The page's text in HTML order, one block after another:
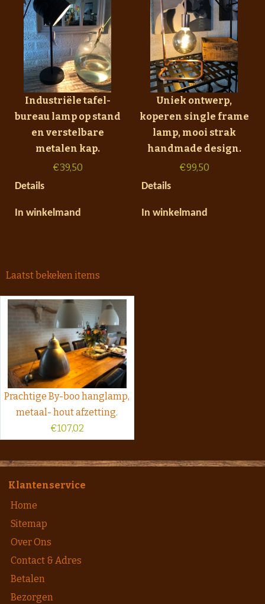
Industriële tafel-
bureau lamp op stand
en verstelbare
metalen kap.
€39,50
Details
In winkelmand
Uniek ontwerp,
koperen single frame
lamp, mooi strak
handmade design.
€99,50
Details
In winkelmand
Laatst bekeken items
Prachtige By-boo hanglamp,
metaal- hout afzetting.
€107,02
Klantenservice
Home
Sitemap
Over Ons
Contact & Adres
Betalen
Bezorgen